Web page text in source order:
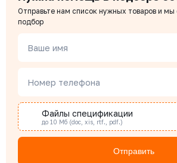
Отправьте нам список нужных товаров и
подбор
Ваше имя
Номер телефона
Файлы спецификации
до 10 Мб (doc, xis, rtf., pdf.)
Отправить